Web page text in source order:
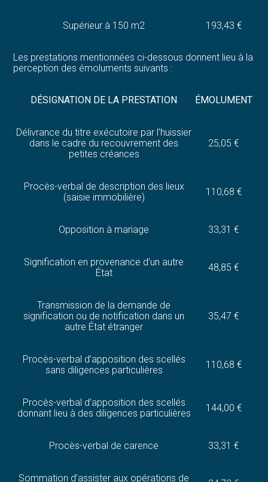
Supérieur à 150 m2 193,43 €
Les prestations mentionnées ci-dessous donnent lieu à la
perception des émoluments suivants :
DÉSIGNATION DE LA PRESTATION ÉMOLUMENT
Délivrance du titre exécutoire par l’huissier
dans le cadre du recouvrement des
petites créances
25,05 €
Procès-verbal de description des lieux
(saisie immobilière)
110,68 €
Opposition à mariage 33,31 €
Signification en provenance d’un autre
État
48,85 €
Transmission de la demande de
signification ou de notification dans un
autre État étranger
35,47 €
Procès-verbal d’apposition des scellés
sans diligences particulières
110,68 €
Procès-verbal d’apposition des scellés
donnant lieu à des diligences particulières
144,00 €
Procès-verbal de carence 33,31 €
Sommation d’assister aux opérations de